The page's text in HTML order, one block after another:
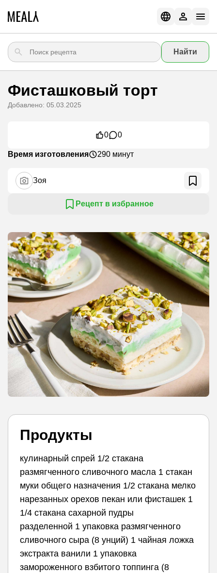
Найти
Фисташковый торт
Добавлено: 05.03.2025
0 0
Время изготовления 290 минут
Зоя
Рецепт в избранное
Продукты
кулинарный спрей 1/2 стакана
размягченного сливочного масла 1 стакан
муки общего назначения 1/2 стакана мелко
нарезанных орехов пекан или фисташек 1
1/4 стакана сахарной пудры
разделенной 1 упаковка размягченного
сливочного сыра (8 унций) 1 чайная ложка
экстракта ванили 1 упаковка
замороженного взбитого топпинга (8